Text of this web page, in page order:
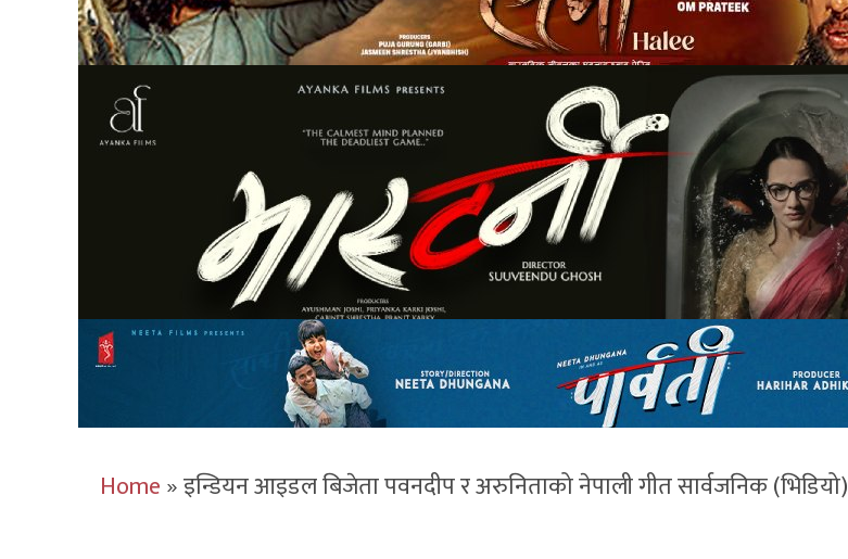
Home»इन्डियन आइडल बिजेता पवनदीप र अरुनिताको नेपाली गीत सार्वजनिक (भिडियो)